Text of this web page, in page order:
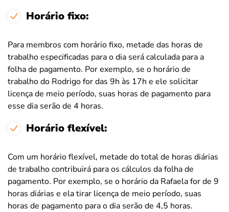
Horário fixo:
Para membros com horário fixo, metade das horas de
trabalho especificadas para o dia será calculada para a
folha de pagamento. Por exemplo, se o horário de
trabalho do Rodrigo for das 9h às 17h e ele solicitar
licença de meio período, suas horas de pagamento para
esse dia serão de 4 horas.
Horário flexível:
Com um horário flexível, metade do total de horas diárias
de trabalho contribuirá para os cálculos da folha de
pagamento. Por exemplo, se o horário da Rafaela for de 9
horas diárias e ela tirar licença de meio período, suas
horas de pagamento para o dia serão de 4,5 horas.